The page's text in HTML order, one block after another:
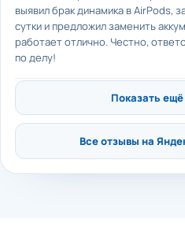
выявил брак динамика в AirPods,
сутки и предложил заменить
работает отлично. Честно,
по делу!
Показать
Все отзывы на